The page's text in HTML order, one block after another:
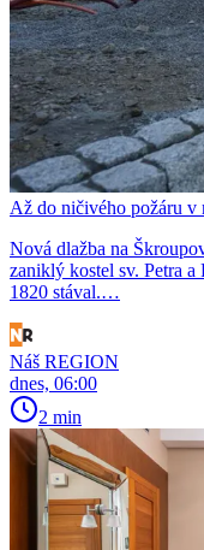
Až do ničivého požáru v
Nová dlažba na
zaniklý kostel sv. Petra
1820 stával.…
Náš REGION
dnes, 06:00
2 min